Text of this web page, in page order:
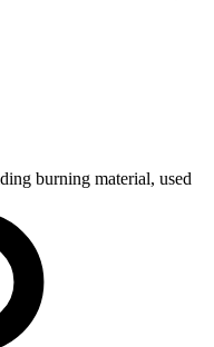
burning material, used